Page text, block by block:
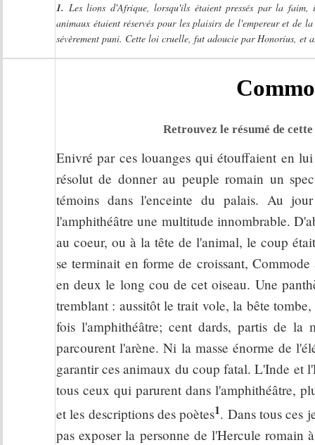
1. Les lions d'Afrique, lorsqu'ils étaient pressés par la faim,
animaux étaient réservés pour les plaisirs de l'empereur et de
sévèrement puni. Cette loi cruelle, fut adoucie par Honorius, et
Retrouvez le résumé de
Enivré par ces louanges qui étouffaient en
résolut de donner au peuple romain un
témoins dans l'enceinte du palais. Au
l'amphithéâtre une multitude innombrable.
au coeur, ou à la tête de l'animal, le coup
se terminait en forme de croissant,
en deux le long cou de cet oiseau. Une
tremblant : aussitôt le trait vole, la bête
fois l'amphithéâtre; cent dards, partis de la
parcourent l'arène. Ni la masse énorme de
garantir ces animaux du coup fatal. L'Inde et
tous ceux qui parurent dans l'amphithéâtre,
et les descriptions des poètes1. Dans tous ces
pas exposer la personne de l'Hercule romain